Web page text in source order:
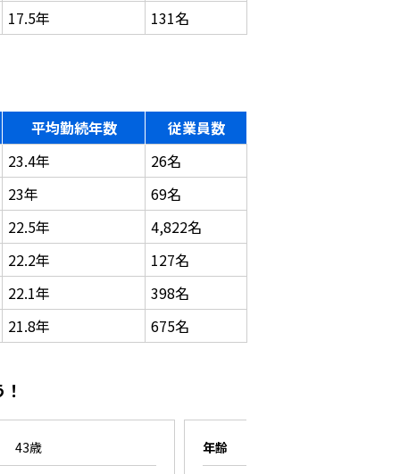
17.5年
131名
平均勤続年数
従業員数
23.4年
26名
23年
69名
22.5年
4,822名
22.2年
127名
22.1年
398名
21.8年
675名
43歳 年齢